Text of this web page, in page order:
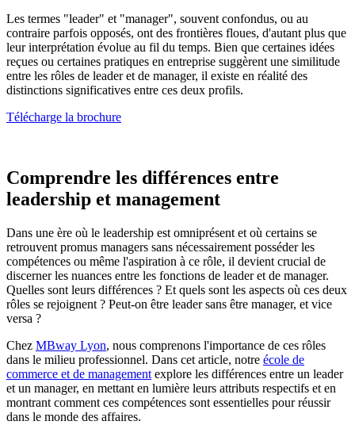
Les termes "leader" et "manager", souvent confondus, ou au
contraire parfois opposés, ont des frontières floues, d'autant plus que
leur interprétation évolue au fil du temps. Bien que certaines idées
reçues ou certaines pratiques en entreprise suggèrent une similitude
entre les rôles de leader et de manager, il existe en réalité des
distinctions significatives entre ces deux profils.
Télécharge la brochure
Comprendre les différences entre
leadership et management
Dans une ère où le leadership est omniprésent et où certains se
retrouvent promus managers sans nécessairement posséder les
compétences ou même l'aspiration à ce rôle, il devient crucial de
discerner les nuances entre les fonctions de leader et de manager.
Quelles sont leurs différences ? Et quels sont les aspects où ces deux
rôles se rejoignent ? Peut-on être leader sans être manager, et vice
versa ?
Chez MBway Lyon, nous comprenons l'importance de ces rôles
dans le milieu professionnel. Dans cet article, notre école de
commerce et de management explore les différences entre un leader
et un manager, en mettant en lumière leurs attributs respectifs et en
montrant comment ces compétences sont essentielles pour réussir
dans le monde des affaires.